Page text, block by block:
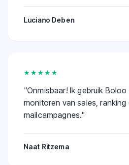
Luciano Deben
★★★★★
"Onmisbaar! Ik gebruik
monitoren van sales, ranking
mailcampagnes."
Naat Ritzema